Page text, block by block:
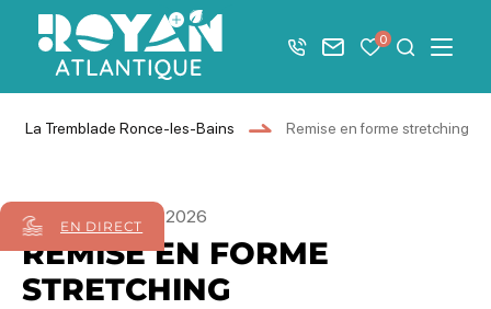
Afficher la barre de navigation du mode éco
Royan Atlantique
+33 5 46 08 21 00
Nous contacter
Mes favoris
0 JeMenu
à La Tremblade Ronce-les-Bains Remise en forme stretching
EN DIRECT
07 juillet 21août2026
REMISE EN FORME
STRETCHING